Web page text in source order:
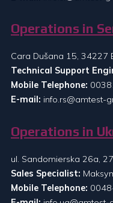
Operations in
Cara Dušana 15, 34227
Technical Support
Mobile Telephone:
E-mail: info.rs@amtest-
Operations in
ul. Sandomierska 26a,
Sales Specialist:
Mobile Telephone: